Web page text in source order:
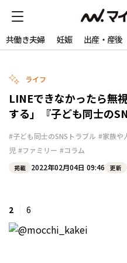
共働き夫婦 妊娠 出産・産後
ライフ
LINEできなかったら無
する」『子ども同士の
#子ども同士のSNSトラブル #家族や
児 #ファミリー #コラム
掲載 2022年02月04日 09:46 更新
2 6